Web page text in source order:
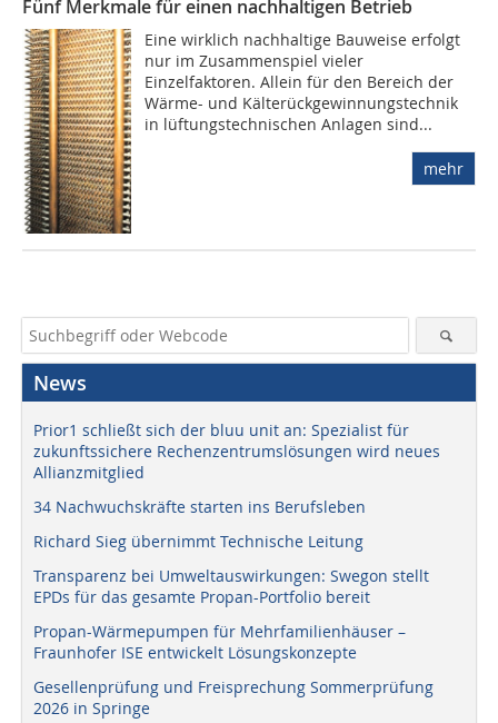
Fünf Merkmale für einen nachhaltigen Betrieb
Eine wirklich nachhaltige Bauweise erfolgt
nur im Zusammenspiel vieler
Einzelfaktoren. Allein für den Bereich der
Wärme- und Kälterückgewinnungstechnik
in lüftungstechnischen Anlagen sind...
mehr
News
Prior1 schließt sich der bluu unit an: Spezialist für
zukunftssichere Rechenzentrumslösungen wird neues
Allianzmitglied
34 Nachwuchskräfte starten ins Berufsleben
Richard Sieg übernimmt Technische Leitung
Transparenz bei Umweltauswirkungen: Swegon stellt
EPDs für das gesamte Propan-Portfolio bereit
Propan-Wärmepumpen für Mehrfamilienhäuser –
Fraunhofer ISE entwickelt Lösungskonzepte
Gesellenprüfung und Freisprechung Sommerprüfung
2026 in Springe